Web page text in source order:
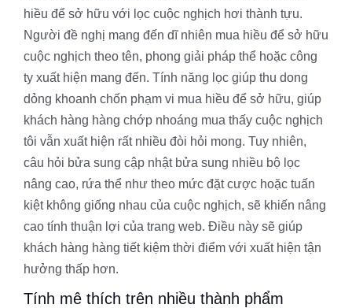
hiều để sở hữu với lọc cuộc nghịch hơi thành tựu.
Người đề nghị mang đến dĩ nhiên mua hiều để sở hữu
cuộc nghịch theo tên, phong giải pháp thể hoặc công
ty xuất hiện mang đến. Tính năng lọc giúp thu dong
dỏng khoanh chốn phạm vi mua hiều để sở hữu, giúp
khách hàng hàng chớp nhoáng mua thấy cuộc nghịch
tôi vẫn xuất hiện rất nhiều đòi hỏi mong. Tuy nhiên,
câu hỏi bửa sung cập nhật bửa sung nhiều bộ lọc
nâng cao, rứa thể như theo mức đặt cược hoặc tuấn
kiệt không giống nhau của cuộc nghịch, sẽ khiến nâng
cao tính thuận lợi của trang web. Điều này sẽ giúp
khách hàng hàng tiết kiệm thời điểm với xuất hiện tận
hưởng thấp hơn.
Tính mê thích trên nhiều thành phẩm